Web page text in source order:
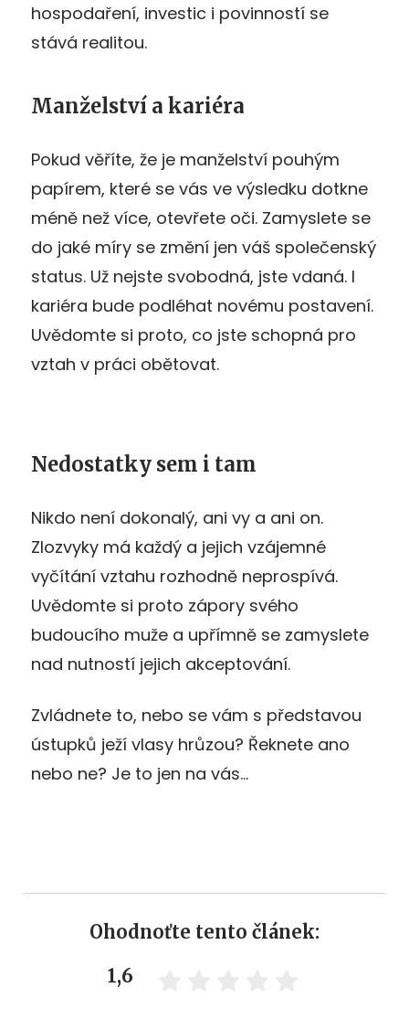
hospodaření, investic i povinností se
stává realitou.
Manželství a kariéra
Pokud věříte, že je manželství pouhým
papírem, které se vás ve výsledku dotkne
méně než více, otevřete oči. Zamyslete se
do jaké míry se změní jen váš společenský
status. Už nejste svobodná, jste vdaná. I
kariéra bude podléhat novému postavení.
Uvědomte si proto, co jste schopná pro
vztah v práci obětovat.
Nedostatky sem i tam
Nikdo není dokonalý, ani vy a ani on.
Zlozvyky má každý a jejich vzájemné
vyčítání vztahu rozhodně neprospívá.
Uvědomte si proto zápory svého
budoucího muže a upřímně se zamyslete
nad nutností jejich akceptování.
Zvládnete to, nebo se vám s představou
ústupků ježí vlasy hrůzou? Řeknete ano
nebo ne? Je to jen na vás…
Ohodnoťte tento článek:
1,6